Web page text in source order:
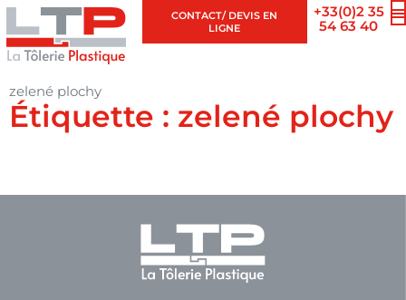
CONTACT/ DEVIS EN
LIGNE
+33(0)2 35
54 63 40
zelené plochy
Étiquette : zelené plochy